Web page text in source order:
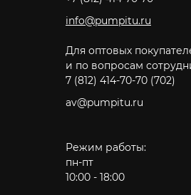
info@pumpitu.ru
Для оптовых
и по вопросам
7 (812) 414-70-70 (702)
av@pumpitu.ru
Режим работы:
пн-пт
10:00 - 18:00